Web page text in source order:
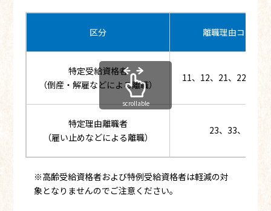
区分 離職理由コード
特定受給資格者
（倒産・解雇などによる離職）
11、12、21、22、31
特定理由離職者
（雇い止めなどによる離職）
23、33、34
scrollable
※高齢受給資格者および特例受給資格者は軽減の対
象となりませんのでご注意ください。